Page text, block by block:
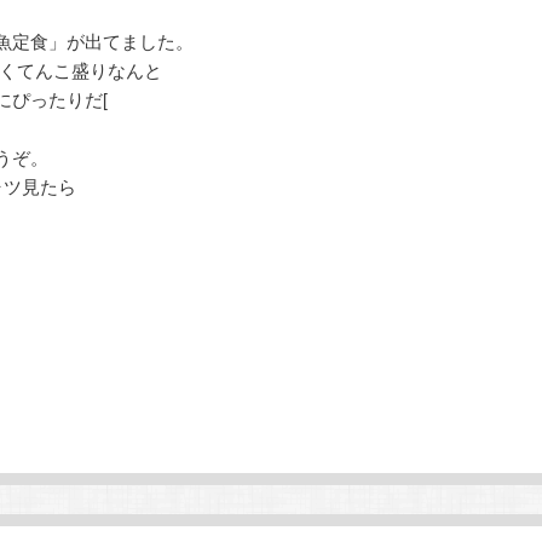
食」が出てました。
てんこ盛りなんと
ぴったりだ[
。
見たら